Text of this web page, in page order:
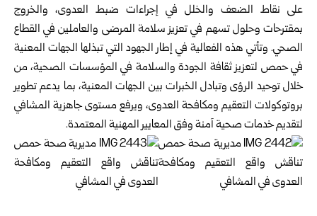
على نقاط الضعف والخلل في إجراءات ضبط العدوى، والخروج
بمقترحات وحلول تسهم في تعزيز سلامة المرضى والعاملين في القطاع
الصحي. وتأتي هذه الفعالية في إطار الجهود التي تبذلها الجهات المعنية
في حمص لتعزيز ثقافة الجودة والسلامة في المؤسسات الصحية، من
خلال توحيد الرؤى وتبادل الخبرات بين الجهات المعنية، بما يدعم تطوير
بروتوكولات التعقيم ومكافحة العدوى، ويرفع مستوى جاهزية المشافي
لتقديم خدمات صحية آمنة وفق المعايير المهنية المعتمدة.